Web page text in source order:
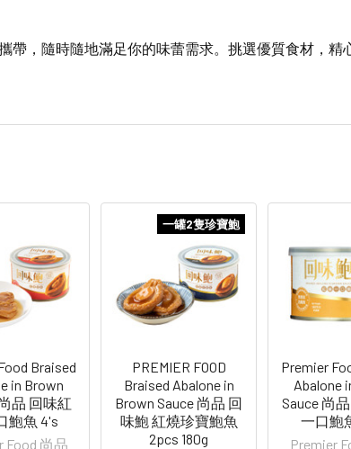
，隨時隨地滿足你的味蕾需求。挑選優質食材，精
Braised
in Brown
品 回味紅
鮑魚 4's
Food 尚品
一罐2隻珍寶鮑
PREMIER FOOD
Braised Abalone in
Brown Sauce 尚品 回
味鮑 紅燒珍寶鮑魚
2pcs 180g
Premier
Abalone
Sauce 尚
一口鮑
Premier